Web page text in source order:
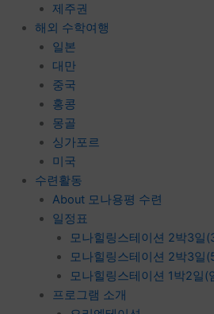
제주권
해외 수학여행
일본
대만
중국
홍콩
몽골
싱가포르
미국
수련활동
About 모나용평 수련
일정표
모나힐링스테이션 2박3일
모나힐링스테이션 2박3일
모나힐링스테이션 1박2일(
프로그램 소개